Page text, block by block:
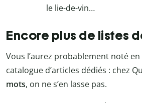
le lie-de-vin…
Encore plus de listes
Vous l’aurez probablement noté
catalogue d’articles dédiés : chez
mots, on ne s’en lasse pas.